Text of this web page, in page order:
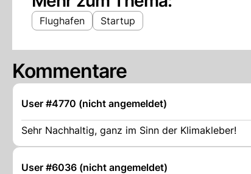
Flughafen Startup
Kommentare
User #4770 (nicht angemeldet)
Sehr Nachhaltig, ganz im Sinn der Klimakleber!
User #6036 (nicht angemeldet)